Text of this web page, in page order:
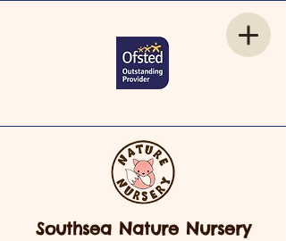
Southsea Nature Nursery